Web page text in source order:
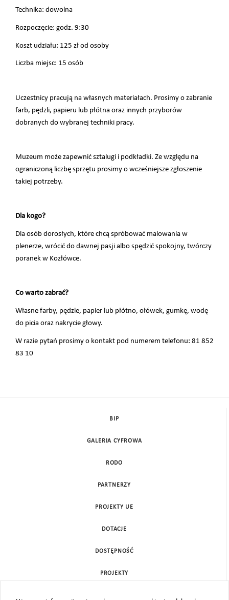
Technika: dowolna
Rozpoczęcie: godz. 9:30
Koszt udziału: 125 zł od osoby
Liczba miejsc: 15 osób
Uczestnicy pracują na własnych materiałach. Prosimy o zabranie
farb, pędzli, papieru lub płótna oraz innych przyborów
dobranych do wybranej techniki pracy.
Muzeum może zapewnić sztalugi i podkładki. Ze względu na
ograniczoną liczbę sprzętu prosimy o wcześniejsze zgłoszenie
takiej potrzeby.
Dla kogo?
Dla osób dorosłych, które chcą spróbować malowania w
plenerze, wrócić do dawnej pasji albo spędzić spokojny, twórczy
poranek w Kozłówce.
Co warto zabrać?
Własne farby, pędzle, papier lub płótno, ołówek, gumkę, wodę
do picia oraz nakrycie głowy.
W razie pytań prosimy o kontakt pod numerem telefonu: 81 852
83 10
BIP
GALERIA CYFROWA
RODO
PARTNERZY
PROJEKTY UE
DOTACJE
DOSTĘPNOŚĆ
PROJEKTY